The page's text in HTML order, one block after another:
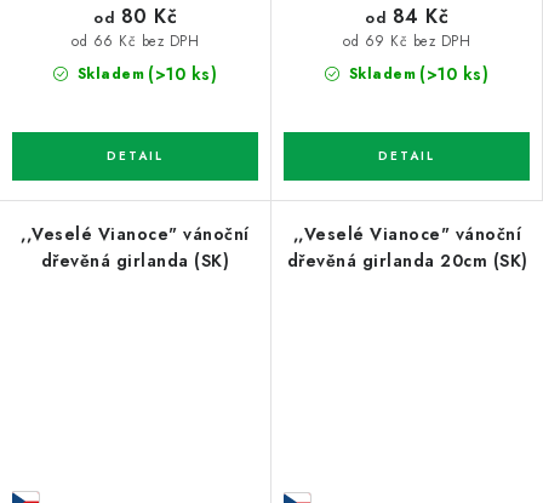
Skladem (>10 ks)
od 66 Kč bez DPH
od 80 Kč
Skladem (>10 ks)
od 69 Kč bez DPH
od 84 Kč
,,Veselé Vianoce" vánoční
dřevěná girlanda (SK)
,,Veselé Vianoce" vánoční
dřevěná girlanda 20cm (SK)